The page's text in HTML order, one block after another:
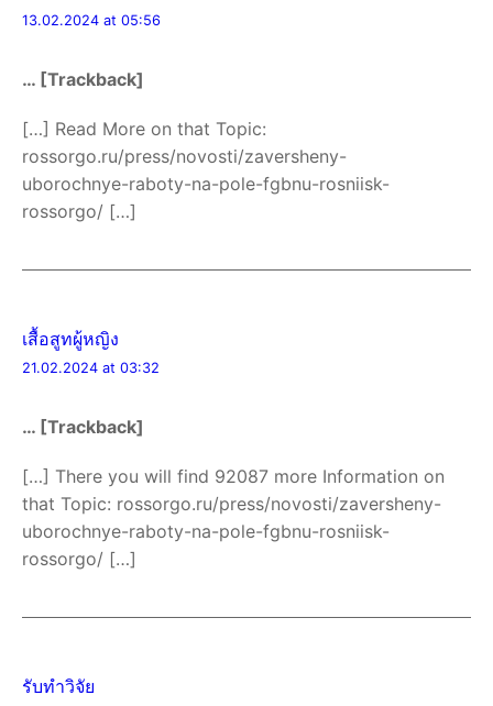
13.02.2024 at 05:56
… [Trackback]
[…] Read More on that Topic:
rossorgo.ru/press/novosti/zaversheny-
uborochnye-raboty-na-pole-fgbnu-rosniisk-
rossorgo/ […]
เสื้อสูทผู้หญิง
21.02.2024 at 03:32
… [Trackback]
[…] There you will find 92087 more Information on
that Topic: rossorgo.ru/press/novosti/zaversheny-
uborochnye-raboty-na-pole-fgbnu-rosniisk-
rossorgo/ […]
รับทำวิจัย